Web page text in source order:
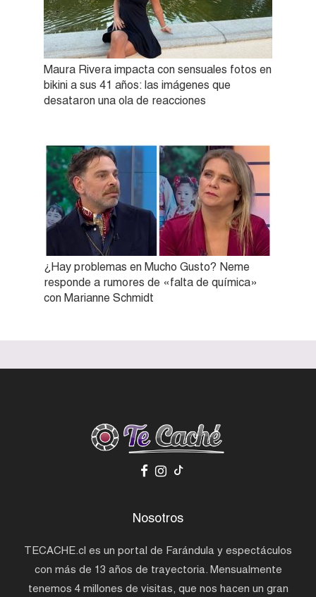
Maura Rivera impacta con sensuales fotos en
bikini a sus 41 años: las imágenes que
desataron una ola de reacciones
¿Hay problemas en Mucho Gusto? Neme
responde a rumores de «falta de química»
con Marianne Schmidt
Nosotros
TECACHE.cl es un portal de Farándula y espectáculos
con más de 13 años de trayectoria. Mensualmente
tenemos 4 millones de visitas, que nos hacen un gran